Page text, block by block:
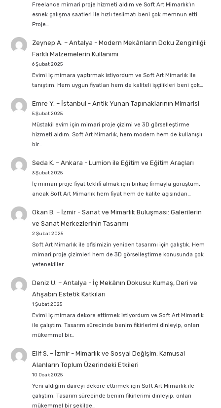
Freelance mimari proje hizmeti aldım ve Soft Art Mimarlık’ın
esnek çalışma saatleri ile hızlı teslimatı beni çok memnun etti.
Proje…
Zeynep A. – Antalya - Modern Mekânların Doku Zenginliği:
Farklı Malzemelerin Kullanımı
6 Şubat 2025
Evimi iç mimara yaptırmak istiyordum ve Soft Art Mimarlık ile
tanıştım. Hem uygun fiyatları hem de kaliteli işçilikleri beni çok…
Emre Y. – İstanbul - Antik Yunan Tapınaklarının Mimarisi
5 Şubat 2025
Müstakil evim için mimari proje çizimi ve 3D görselleştirme
hizmeti aldım. Soft Art Mimarlık, hem modern hem de kullanışlı
bir…
Seda K. – Ankara - Lumion ile Eğitim ve Eğitim Araçları
3 Şubat 2025
İç mimari proje fiyat teklifi almak için birkaç firmayla görüştüm,
ancak Soft Art Mimarlık hem fiyat hem de kalite açısından…
Okan B. – İzmir- Sanat ve Mimarlık Buluşması: Galerilerin
ve Sanat Merkezlerinin Tasarımı
2 Şubat 2025
Soft Art Mimarlık ile ofisimizin yeniden tasarımı için çalıştık. Hem
mimari proje çizimleri hem de 3D görselleştirme konusunda çok
yetenekliler.…
Deniz U. – Antalya - İç Mekânın Dokusu: Kumaş, Deri ve
Ahşabın Estetik Katkıları
1 Şubat 2025
Evimi iç mimara dekore ettirmek istiyordum ve Soft Art Mimarlık
ile çalıştım. Tasarım sürecinde benim fikirlerimi dinleyip, onları
mükemmel bir…
Elif S. – İzmir- Mimarlık ve Sosyal Değişim: Kamusal
Alanların Toplum Üzerindeki Etkileri
10 Ocak 2025
Yeni aldığım daireyi dekore ettirmek için Soft Art Mimarlık ile
çalıştım. Tasarım sürecinde benim fikirlerimi dinleyip, onları
mükemmel bir şekilde…